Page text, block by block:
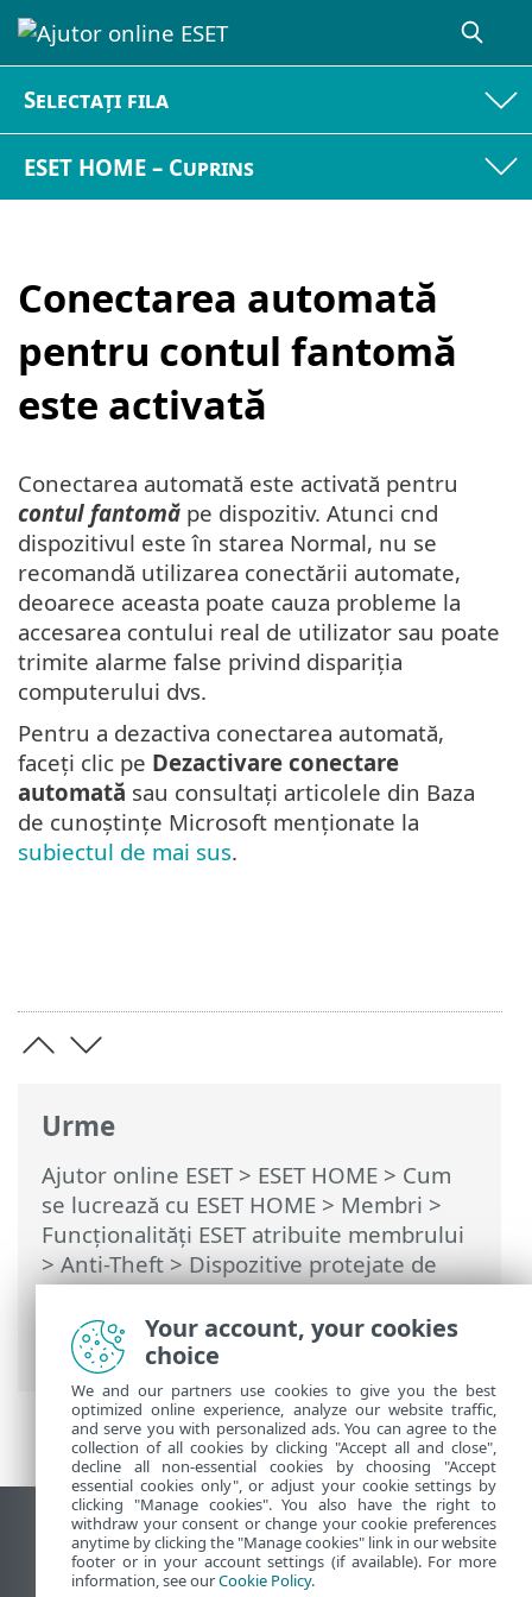
Selectați fila
ESET HOME – Cuprins
Conectarea automată
pentru contul fantomă
este activată
Urme
Ajutor online ESET> ESET HOME > Cum
se lucrează cu ESET HOME > Membri >
Funcționalități ESET atribuite membrului
> Anti-Theft>Dispozitive protejate de
Anti-Theft>Optimizare> Utilizatori
Windows > Conectarea automată pentru
contul fantomă este activată
Conectarea automată este activată pentru
contul fantomă pe dispozitiv. Atunci cnd
dispozitivul este în starea Normal, nu se
recomandă utilizarea conectării automate,
deoarece aceasta poate cauza probleme la
accesarea contului real de utilizator sau poate
trimite alarme false privind dispariția
computerului dvs.
Pentru a dezactiva conectarea automată,
faceți clic pe Dezactivare conectare
automată sau consultați articolele din Baza
de cunoștințe Microsoft menționate la
subiectul de mai sus.
Vizualizare site pentru desktop
End of Life
Your account, your cookies
choice
We and our partners use cookies to give you the best
optimized online experience, analyze our website traffic,
and serve you with personalized ads. You can agree to the
collection of all cookies by clicking "Accept all and close",
decline all non-essential cookies by choosing "Accept
essential cookies only", or adjust your cookie settings by
clicking "Manage cookies". You also have the right to
withdraw your consent or change your cookie preferences
anytime by clicking the "Manage cookies" link in our website
footer or in your account settings (if available). For more
information, see ourCookie Policy.